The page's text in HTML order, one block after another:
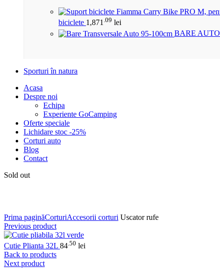
biciclete 1,871 .09 lei
BARE
Sporturi în natura
Acasa
Despre noi
Echipa
Experiente GoCamping
Oferte speciale
Lichidare stoc -25%
Corturi auto
Blog
Contact
Sold out
Prima paginăCorturiAccesorii corturi Uscator rufe
Previous product
Cutie Plianta 32L 84 .50 lei
Back to products
Next product